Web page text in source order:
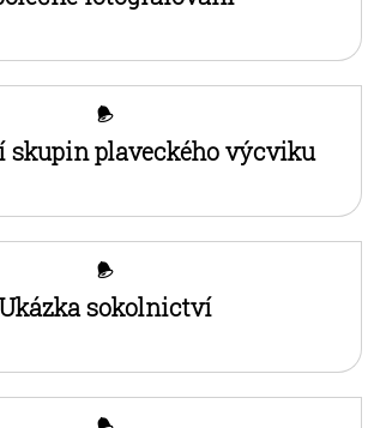
skupin plaveckého výcviku
Ukázka sokolnictví